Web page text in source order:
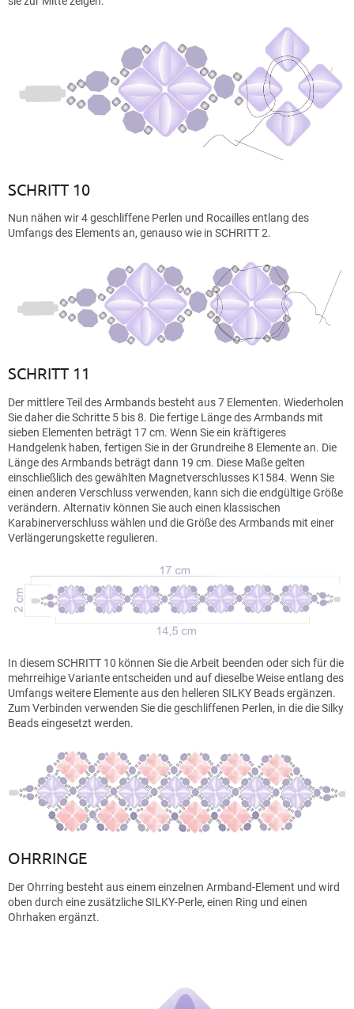
SCHRITT 10
Nun nähen wir 4 geschliffene Perlen und Rocailles entlang des
Umfangs des Elements an, genauso wie in SCHRITT 2.
SCHRITT 11
Der mittlere Teil des Armbands besteht aus 7 Elementen. Wiederholen
Sie daher die Schritte 5 bis 8. Die fertige Länge des Armbands mit
sieben Elementen beträgt 17 cm. Wenn Sie ein kräftigeres
Handgelenk haben, fertigen Sie in der Grundreihe 8 Elemente an. Die
Länge des Armbands beträgt dann 19 cm. Diese Maße gelten
einschließlich des gewählten Magnetverschlusses K1584. Wenn Sie
einen anderen Verschluss verwenden, kann sich die endgültige Größe
verändern. Alternativ können Sie auch einen klassischen
Karabinerverschluss wählen und die Größe des Armbands mit einer
Verlängerungskette regulieren.
In diesem SCHRITT 10 können Sie die Arbeit beenden oder sich für die
mehrreihige Variante entscheiden und auf dieselbe Weise entlang des
Umfangs weitere Elemente aus den helleren SILKY Beads ergänzen.
Zum Verbinden verwenden Sie die geschliffenen Perlen, in die die Silky
Beads eingesetzt werden.
OHRRINGE
Der Ohrring besteht aus einem einzelnen Armband-Element und wird
oben durch eine zusätzliche SILKY-Perle, einen Ring und einen
Ohrhaken ergänzt.